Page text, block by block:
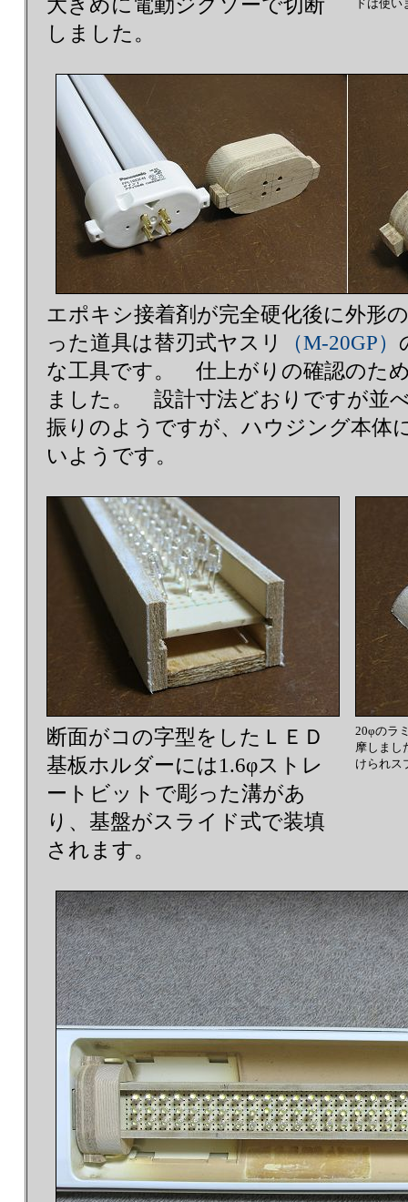
大きめに電動ジグソーで切断
しました。
ドは使い
エポキシ接着剤が完全硬化後に外形
った道具は替刃式ヤスリ
（M-20GP）
な工具です。 仕上がりの確認のた
ました。 設計寸法どおりですが並
振りのようですが、ハウジング本体
いようです。
断面がコの字型をしたＬＥＤ
基板ホルダーには1.6φストレ
ートビットで彫った溝があ
り、基盤がスライド式で装填
されます。
20φのラ
摩しまし
けられス